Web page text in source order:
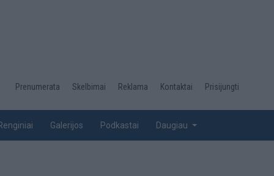
Desktop
top
Prenumerata Skelbimai Reklama Kontaktai Prisijungti
Galerijos Podkastai Daugiau